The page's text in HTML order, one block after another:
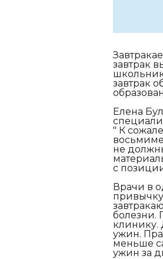
завтрак
завтрак
Елена
" К
не
с
Врачи в
привычку
болезни.
клинику.
ужин.
меньше
ужин за